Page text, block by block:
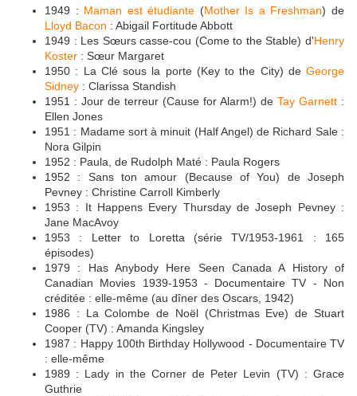
1949 : Maman est étudiante (Mother Is a Freshman) de
Lloyd Bacon : Abigail Fortitude Abbott
1949 : Les Sœurs casse-cou (Come to the Stable) d'Henry
Koster : Sœur Margaret
1950 : La Clé sous la porte (Key to the City) de George
Sidney : Clarissa Standish
1951 : Jour de terreur (Cause for Alarm!) de Tay Garnett :
Ellen Jones
1951 : Madame sort à minuit (Half Angel) de Richard Sale :
Nora Gilpin
1952 : Paula, de Rudolph Maté : Paula Rogers
1952 : Sans ton amour (Because of You) de Joseph
Pevney : Christine Carroll Kimberly
1953 : It Happens Every Thursday de Joseph Pevney :
Jane MacAvoy
1953 : Letter to Loretta (série TV/1953-1961 : 165
épisodes)
1979 : Has Anybody Here Seen Canada A History of
Canadian Movies 1939-1953 - Documentaire TV - Non
créditée : elle-même (au dîner des Oscars, 1942)
1986 : La Colombe de Noël (Christmas Eve) de Stuart
Cooper (TV) : Amanda Kingsley
1987 : Happy 100th Birthday Hollywood - Documentaire TV
: elle-même
1989 : Lady in the Corner de Peter Levin (TV) : Grace
Guthrie